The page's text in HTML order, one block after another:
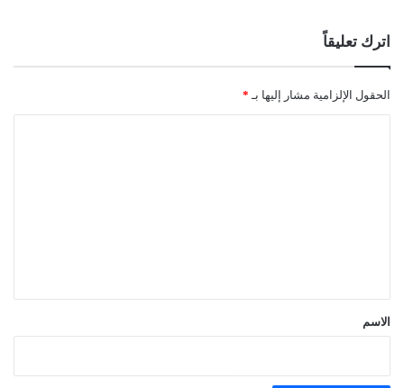
اترك تعليقاً
الحقول الإلزامية مشار إليها بـ *
*الاسم